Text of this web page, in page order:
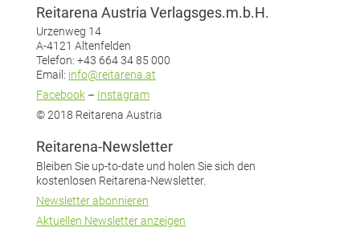
Reitarena Austria Verlagsges.m.b.H.
Urzenweg 14
A-4121 Altenfelden
Telefon: +43 664 34 85 000
Email: info@reitarena.at
Facebook – Instagram
© 2018 Reitarena Austria
Reitarena-Newsletter
Bleiben Sie up-to-date und holen Sie sich den
kostenlosen Reitarena-Newsletter.
Newsletter abonnieren
Aktuellen Newsletter anzeigen